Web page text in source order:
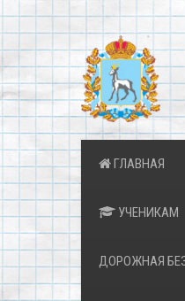
ГЛАВНАЯ
УЧЕНИКАМ
ДОРОЖНАЯ